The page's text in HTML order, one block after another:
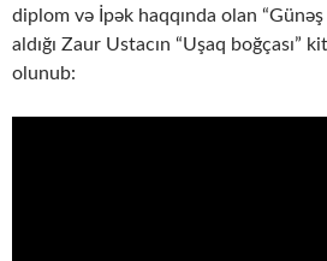
diplom və İpək haqqında olan
aldığı Zaur Ustacın “Uşaq boğçası”
olunub: